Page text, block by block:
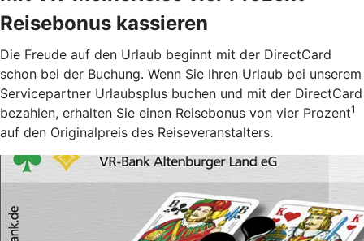
Reisebonus kassieren
Die Freude auf den Urlaub beginnt mit der DirectCard
schon bei der Buchung. Wenn Sie Ihren Urlaub bei unserem
Servicepartner Urlaubsplus buchen und mit der DirectCard
bezahlen, erhalten Sie einen Reisebonus von vier Prozent1
auf den Originalpreis des Reiseveranstalters.